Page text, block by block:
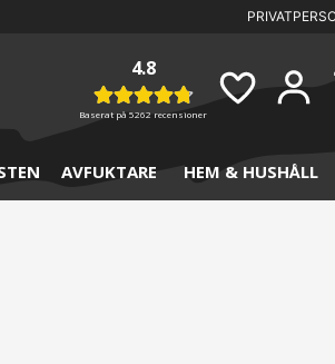
4.8
Baserat på 5262 recensioner
AVFUKTARE HEM & HUSHÅLL